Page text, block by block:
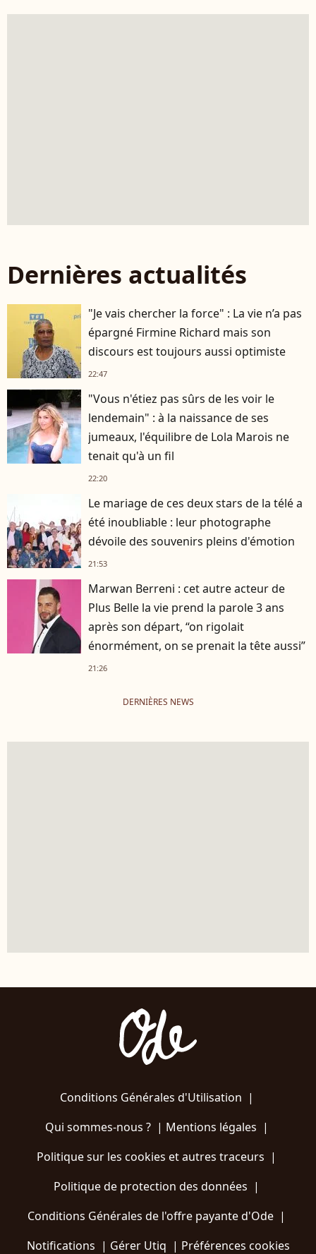
Dernières actualités
"Je vais chercher la force" : La vie n’a pas
épargné Firmine Richard mais son
discours est toujours aussi optimiste
22:47
"Vous n'étiez pas sûrs de les voir le
lendemain" : à la naissance de ses
jumeaux, l'équilibre de Lola Marois ne
tenait qu'à un fil
22:20
Le mariage de ces deux stars de la télé a
été inoubliable : leur photographe
dévoile des souvenirs pleins d'émotion
21:53
Marwan Berreni : cet autre acteur de
Plus Belle la vie prend la parole 3 ans
après son départ, “on rigolait
énormément, on se prenait la tête aussi”
21:26
DERNIÈRES NEWS
Conditions Générales d'Utilisation |
Qui sommes-nous ?| Mentions légales |
Politique sur les cookies et autres traceurs |
Politique de protection des données |
Conditions Générales de l'offre payante d'Ode |
Notifications | Gérer Utiq | Préférences cookies